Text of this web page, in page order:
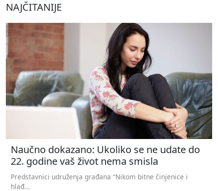
NAJČITANIJE
Naučno dokazano: Ukoliko se ne udate do
22. godine vaš život nema smisla
Predstavnici udruženja građana “Nikom bitne činjenice i
hlađ...